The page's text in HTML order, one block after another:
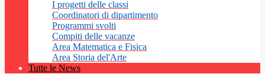
I progetti delle classi
Coordinatori di dipartimento
Programmi svolti
Compiti delle vacanze
Area Matematica e Fisica
Area Storia del'Arte
Tutte le News